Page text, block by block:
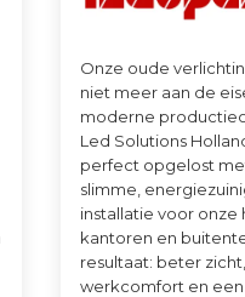
Onze oude
niet meer aan de
moderne
Led Solutions
perfect opgelost
slimme,
installatie voor onze
kantoren en
resultaat: beter
werkcomfort en